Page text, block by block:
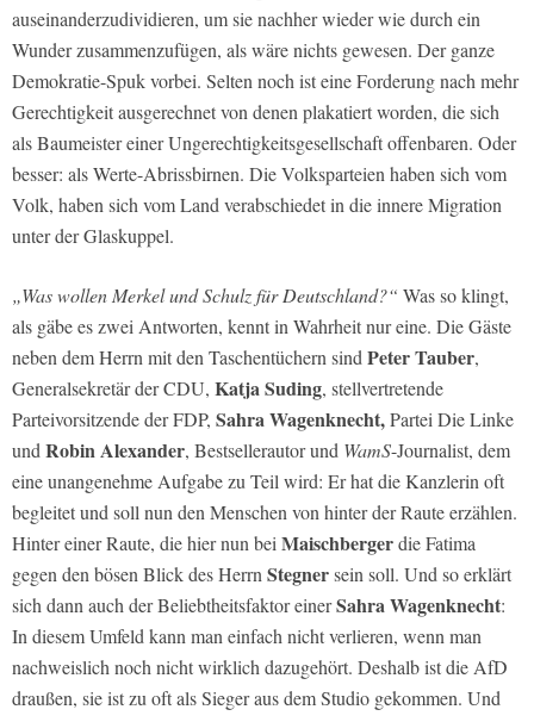
auseinanderzudividieren, um sie nachher wieder wie durch ein
Wunder zusammenzufügen, als wäre nichts gewesen. Der ganze
Demokratie-Spuk vorbei. Selten noch ist eine Forderung nach mehr
Gerechtigkeit ausgerechnet von denen plakatiert worden, die sich
als Baumeister einer Ungerechtigkeitsgesellschaft offenbaren. Oder
besser: als Werte-Abrissbirnen. Die Volksparteien haben sich vom
Volk, haben sich vom Land verabschiedet in die innere Migration
unter der Glaskuppel.
„Was wollen Merkel und Schulz für Deutschland?“ Was so klingt,
als gäbe es zwei Antworten, kennt in Wahrheit nur eine. Die Gäste
neben dem Herrn mit den Taschentüchern sind Peter Tauber,
Generalsekretär der CDU, Katja Suding, stellvertretende
Parteivorsitzende der FDP, Sahra Wagenknecht,Partei Die Linke
und Robin Alexander, Bestsellerautor und WamS-Journalist, dem
eine unangenehme Aufgabe zu Teil wird: Er hat die Kanzlerin oft
begleitet und soll nun den Menschen von hinter der Raute erzählen.
Hinter einer Raute, die hier nun bei Maischbergerdie Fatima
gegen den bösen Blick des Herrn Stegnersein soll. Und so erklärt
sich dann auch der Beliebtheitsfaktor einerSahra Wagenknecht:
In diesem Umfeld kann man einfach nicht verlieren, wenn man
nachweislich noch nicht wirklich dazugehört. Deshalb ist die AfD
draußen, sie ist zu oft als Sieger aus dem Studio gekommen. Und